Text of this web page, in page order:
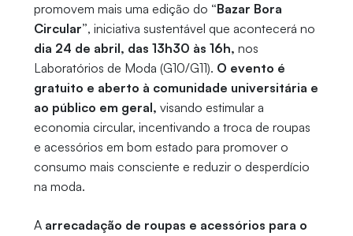
promovem mais uma edição do “Bazar Bora
Circular”, iniciativa sustentável que acontecerá no
dia 24 de abril, das 13h30 às 16h, nos
Laboratórios de Moda (G10/G11). O evento é
gratuito e aberto à comunidade universitária e
ao público em geral, visando estimular a
economia circular, incentivando a troca de roupas
e acessórios em bom estado para promover o
consumo mais consciente e reduzir o desperdício
na moda.
A arrecadação de roupas e acessórios para o